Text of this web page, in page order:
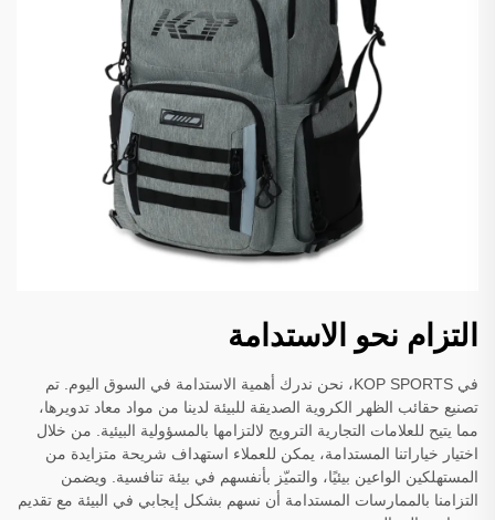
التزام نحو الاستدامة
في KOP SPORTS، نحن ندرك أهمية الاستدامة في السوق اليوم. تم
تصنيع حقائب الظهر الكروية الصديقة للبيئة لدينا من مواد معاد تدويرها،
مما يتيح للعلامات التجارية الترويج لالتزامها بالمسؤولية البيئية. من خلال
اختيار خياراتنا المستدامة، يمكن للعملاء استهداف شريحة متزايدة من
المستهلكين الواعين بيئيًا، والتميّز بأنفسهم في بيئة تنافسية. ويضمن
التزامنا بالممارسات المستدامة أن نسهم بشكل إيجابي في البيئة مع تقديم